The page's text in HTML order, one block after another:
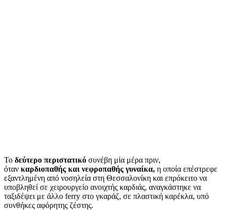
Το δεύτερο περιστατικό συνέβη μία μέρα πριν,
όταν καρδιοπαθής και νεφροπαθής γυναίκα, η οποία επέστρεφε
εξαντλημένη από νοσηλεία στη Θεσσαλονίκη και επρόκειτο να
υποβληθεί σε χειρουργείο ανοιχτής καρδιάς, αναγκάστηκε να
ταξιδέψει με άλλο ferry στο γκαράζ, σε πλαστική καρέκλα, υπό
συνθήκες αφόρητης ζέστης.